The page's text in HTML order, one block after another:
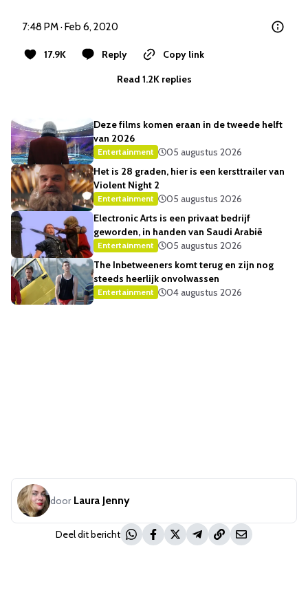
7:48 PM · Feb 6, 2020
17.9K Reply
Copy link
Read 1.2K replies
Deze films komen eraan in de tweede helft
van 2026
Entertainment
05 augustus 2026
Het is 28 graden, hier is een kersttrailer van
Violent Night 2
Entertainment
05 augustus 2026
Electronic Arts is een privaat bedrijf
geworden, in handen van Saudi Arabië
Entertainment
05 augustus 2026
The Inbetweeners komt terug en zijn nog
steeds heerlijk onvolwassen
Entertainment 04 augustus 2026
door Laura Jenny
Deel dit bericht